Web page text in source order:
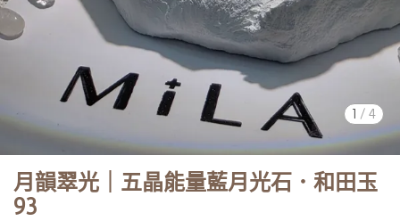
1 / 4
月韻翠光｜五晶能量藍月光石．和田玉
93